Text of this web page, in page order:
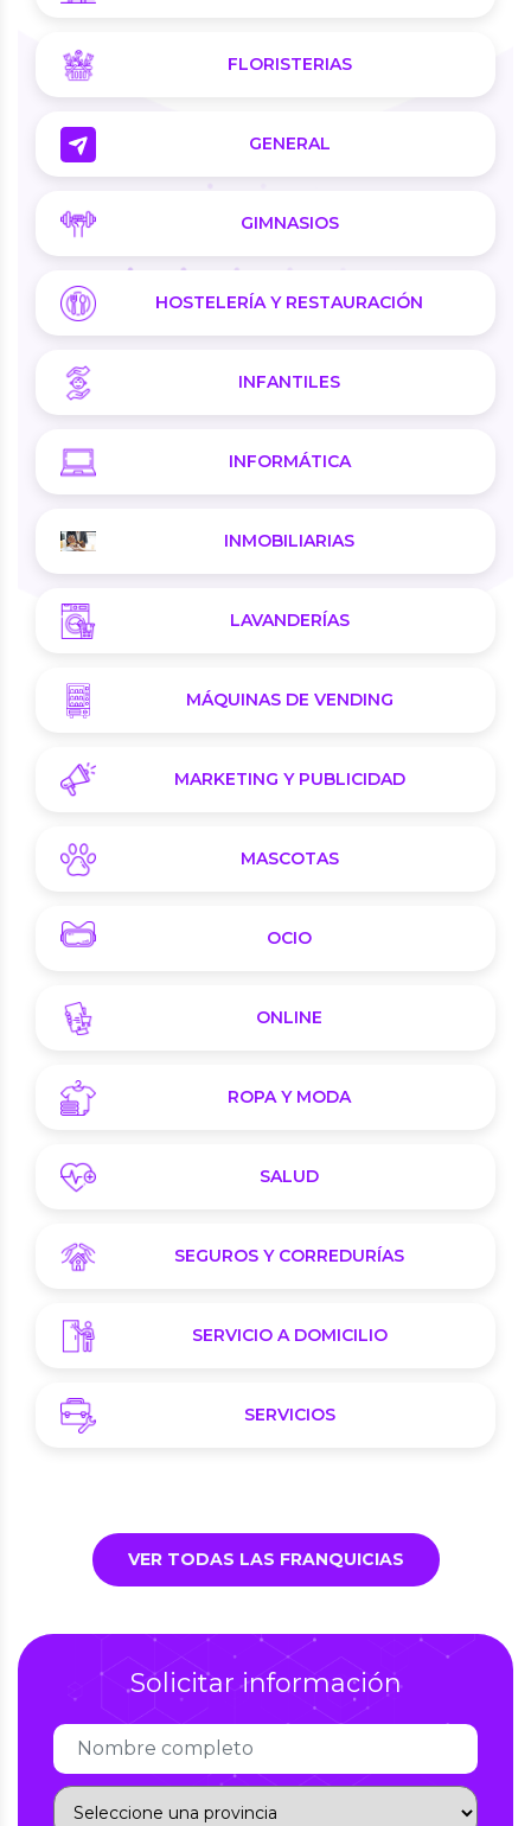
FLORISTERIAS
GENERAL
GIMNASIOS
HOSTELERÍA Y RESTAURACIÓN
INFANTILES
INFORMÁTICA
INMOBILIARIAS
LAVANDERÍAS
MÁQUINAS DE VENDING
MARKETING Y PUBLICIDAD
MASCOTAS
OCIO
ONLINE
ROPA Y MODA
SALUD
SEGUROS Y CORREDURÍAS
SERVICIO A DOMICILIO
SERVICIOS
VER TODAS LAS FRANQUICIAS
Solicitar información